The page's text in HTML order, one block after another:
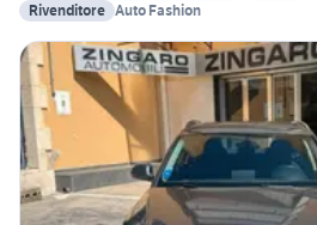
Rivenditore Auto Fashion